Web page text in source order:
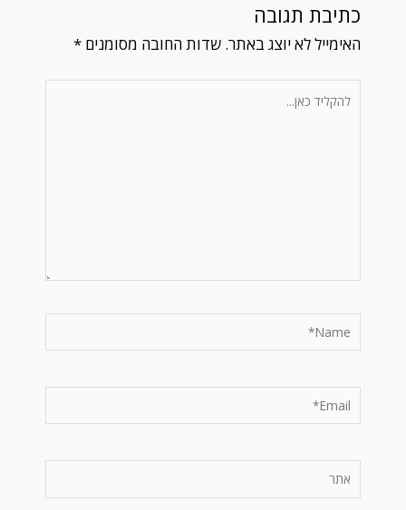
כתיבת תגובה
האימייל לא יוצג באתר. שדות החובה מסומנים *
כאן...
Name*
Email*
אתר